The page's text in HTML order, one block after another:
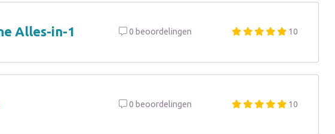
Alles-in-1 0 beoordelingen 10
0 beoordelingen 10